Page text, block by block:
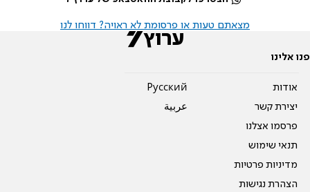
מצאתם טעות או פרסומת לא ראויה? דווחו לנו
פנו אלינו
אודות
יצירת קשר
פרסמו אצלנו
תנאי שימוש
מדיניות פרטיות
הצהרת נגישות
Pусский
عربية